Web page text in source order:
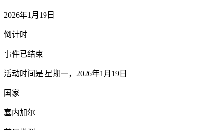
2026年1月19日
倒计时
事件已结束
活动时间是 星期一，2026年1月19日
国家
塞内加尔